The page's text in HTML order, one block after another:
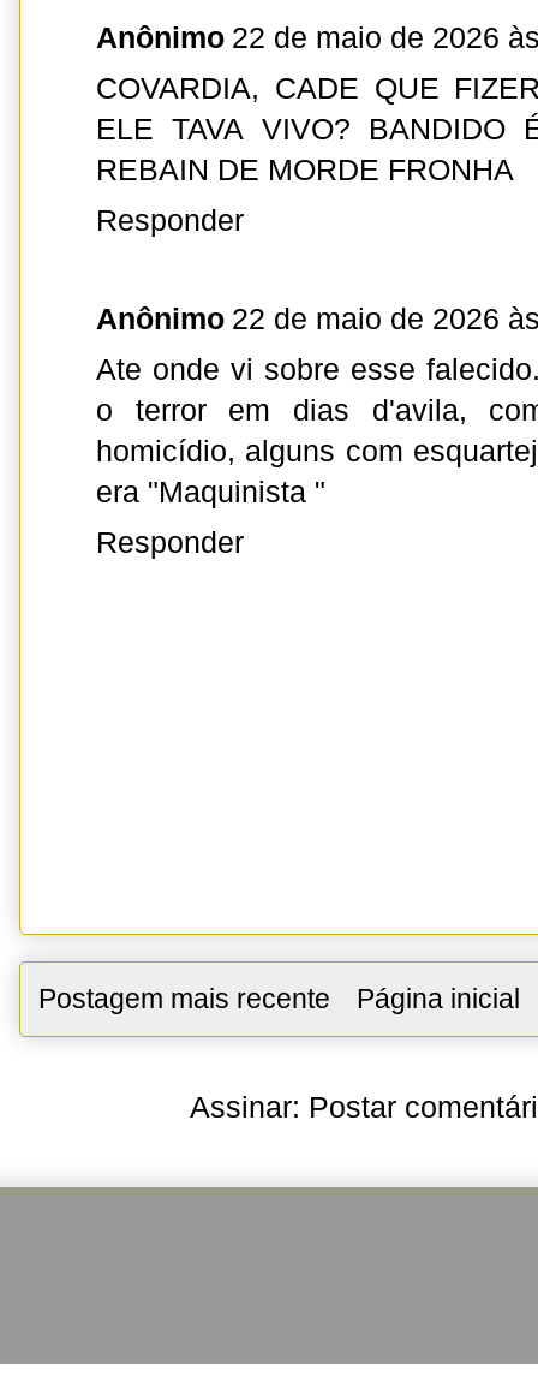
Anônimo 22 de maio de 2026
COVARDIA, CADE QUE
ELE TAVA VIVO? BANDIDO
REBAIN DE MORDE FRONHA
Responder
Anônimo 22 de maio de 2026
Ate onde vi sobre esse
o terror em dias d'avila,
homicídio, alguns com
era "Maquinista "
Responder
Postagem mais recente Página inicial
Assinar: Postar